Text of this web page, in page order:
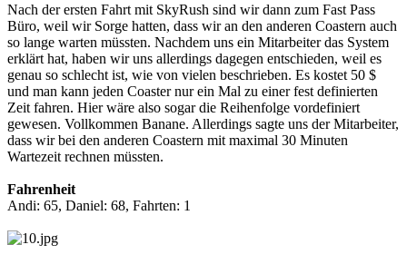
Nach der ersten Fahrt mit SkyRush sind wir dann zum Fast Pass
Büro, weil wir Sorge hatten, dass wir an den anderen Coastern auch
so lange warten müssten. Nachdem uns ein Mitarbeiter das System
erklärt hat, haben wir uns allerdings dagegen entschieden, weil es
genau so schlecht ist, wie von vielen beschrieben. Es kostet 50 $
und man kann jeden Coaster nur ein Mal zu einer fest definierten
Zeit fahren. Hier wäre also sogar die Reihenfolge vordefiniert
gewesen. Vollkommen Banane. Allerdings sagte uns der Mitarbeiter,
dass wir bei den anderen Coastern mit maximal 30 Minuten
Wartezeit rechnen müssten.
Fahrenheit
Andi: 65, Daniel: 68, Fahrten: 1